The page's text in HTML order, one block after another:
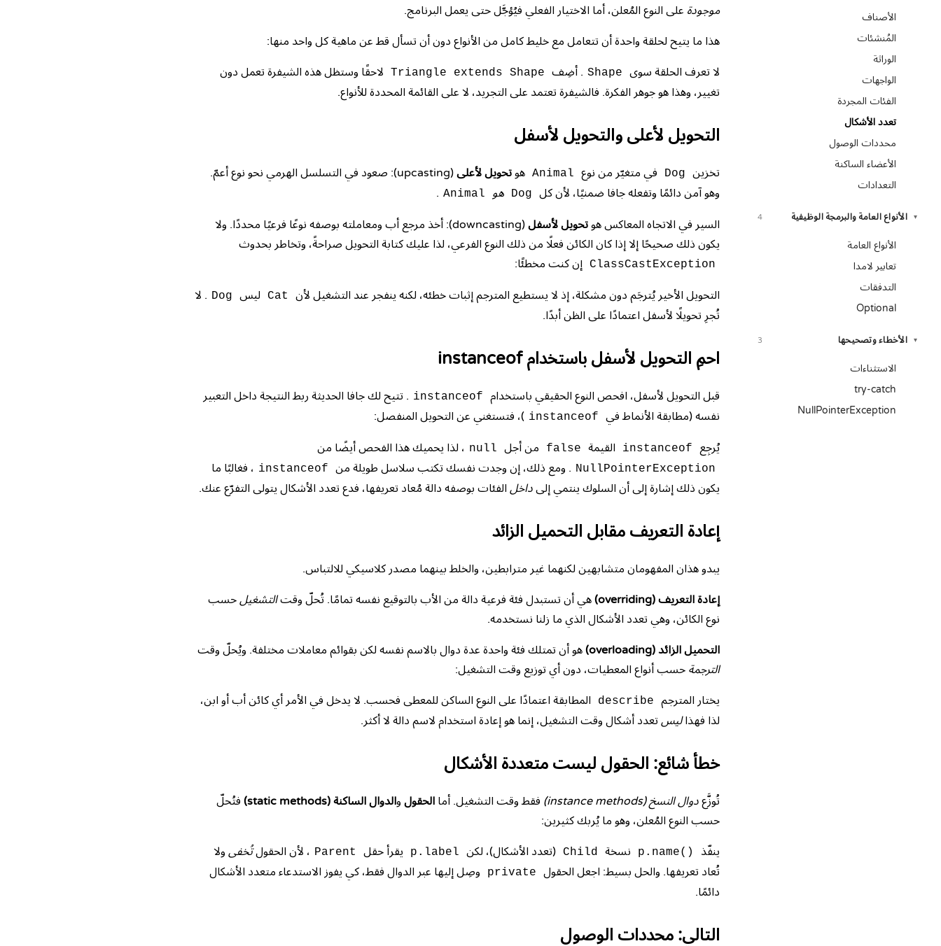
الأصناف
المُنشئات
الوراثة
الواجهات
الفئات المجردة
تعدد الأشكال
محددات الوصول
الأعضاء الساكنة
التعدادات
▾ الأنواع العامة والبرمجة الوظيفية 4
الأنواع العامة
تعابير لامدا
التدفقات
Optional
▾ الأخطاء وتصحيحها 3
الاستثناءات
try-catch
NullPointerException
موجودة على النوع المُعلن، أما الاختيار الفعلي فيُؤجَّل حتى يعمل البرنامج.
هذا ما يتيح لحلقة واحدة أن تتعامل مع خليط كامل من الأنواع دون أن تسأل قط عن ماهية كل واحد منها:
لا تعرف الحلقة سوى Shape . أضِف Triangle extends Shape
لاحقًا وستظل هذه الشيفرة تعمل دون
تغيير، وهذا هو جوهر الفكرة. فالشيفرة تعتمد على التجريد، لا على القائمة المحددة للأنواع.
التحويل لأعلى والتحويل لأسفل
تخزين Dog في متغيّر من نوع Animal هو تحويل لأعلى
(upcasting): صعود في التسلسل الهرمي نحو نوع أعمّ.
وهو آمن دائمًا وتفعله جافا ضمنيًا، لأن كل
Dog هو Animal
.
السير في الاتجاه المعاكس هو تحويل لأسفل
(downcasting): أخذ مرجع أب ومعاملته بوصفه نوعًا فرعيًا محددًا. ولا
يكون ذلك صحيحًا إلا إذا كان الكائن فعلًا من ذلك النوع الفرعي، لذا عليك كتابة التحويل صراحةً، وتخاطر بحدوث
ClassCastException إن كنت مخطئًا:
التحويل الأخير يُترجَم دون مشكلة، إذ لا يستطيع المترجم إثبات خطئه، لكنه ينفجر عند التشغيل لأن Cat ليس Dog . لا
تُجرِ تحويلًا لأسفل اعتمادًا على الظن أبدًا.
احمِ التحويل لأسفل باستخدام instanceof
قبل التحويل لأسفل، افحص النوع الحقيقي باستخدام instanceof . تتيح لك جافا الحديثة ربط النتيجة داخل التعبير
نفسه (مطابقة الأنماط في
instanceof )، فتستغني عن التحويل المنفصل:
يُرجِع instanceof القيمة false من أجل null ، لذا يحميك هذا الفحص أيضًا من
NullPointerException . ومع ذلك، إن وجدت نفسك تكتب سلاسل طويلة من instanceof ، فغالبًا ما
يكون ذلك إشارة إلى أن السلوك ينتمي إلى داخل الفئات بوصفه دالة مُعاد تعريفها، فدع تعدد الأشكال يتولى التفرّع عنك.
إعادة التعريف مقابل التحميل الزائد
يبدو هذان المفهومان متشابهين لكنهما غير مترابطين، والخلط بينهما مصدر كلاسيكي للالتباس.
إعادة التعريف (overriding) هي أن تستبدل فئة فرعية دالة من الأب بالتوقيع نفسه تمامًا. تُحلّ وقتالتشغيل حسب
نوع الكائن، وهي تعدد الأشكال الذي ما زلنا نستخدمه.
التحميل الزائد (overloading)
هو أن تمتلك فئة واحدة عدة دوال بالاسم نفسه لكن بقوائم معاملات مختلفة. ويُحلّ وقت
الترجمة حسب أنواع المعطيات، دون أي توزيع وقت التشغيل:
يختار المترجم describe
المطابقة اعتمادًا على النوع الساكن للمعطى فحسب. لا يدخل في الأمر أي كائن أب أو ابن،
لذا فهذاليس تعدد أشكال وقت التشغيل، إنما هو إعادة استخدام لاسم دالة لا أكثر.
خطأ شائع: الحقول ليست متعددة الأشكال
تُوزَّع دوال النسخ (instance methods) فقط وقت التشغيل. أما الحقول والدوال الساكنة (static methods)
فتُحلّ
حسب النوع المُعلن، وهو ما يُربك كثيرين:
ينفّذ p.name() نسخة Child (تعدد الأشكال)، لكن p.label يقرأ حقل Parent ، لأن الحقولتُخفى ولا
تُعاد تعريفها. والحل بسيط: اجعل الحقول
private
وصِل إليها عبر الدوال فقط، كي يفوز الاستدعاء متعدد الأشكال
دائمًا.
التالي: محددات الوصول